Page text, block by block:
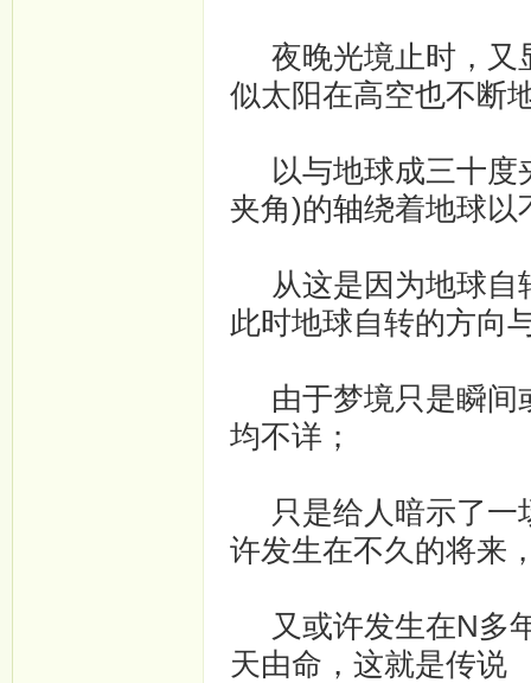
夜晚光境止时，又
似太阳在高空也不断
以与地球成三十度
夹角)的轴绕着地球以
从这是因为地球自
此时地球自转的方向
由于梦境只是瞬间
均不详；­
只是给人暗示了一
许发生在不久的将来
又或许发生在N多
天由命，这就是传说­